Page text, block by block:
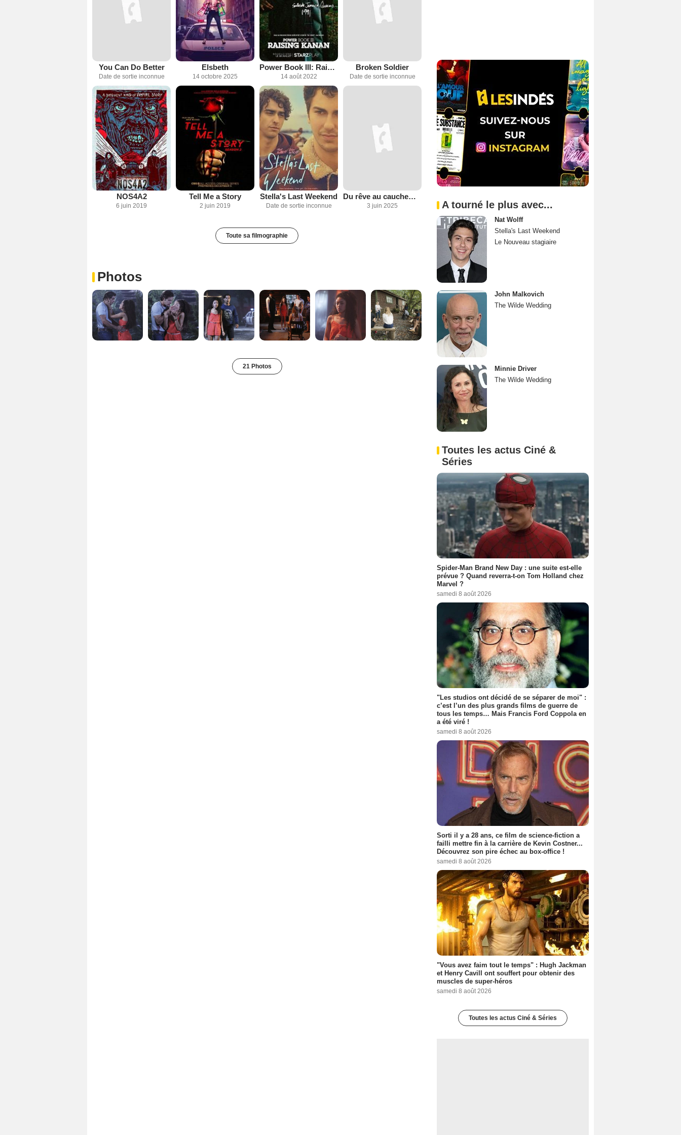
You Can Do Better
Date de sortie inconnue
Elsbeth
14 octobre 2025
Power Book III: Raising Kanan
14 août 2022
Broken Soldier
Date de sortie inconnue
NOS4A2
6 juin 2019
Tell Me a Story
2 juin 2019
Stella's Last Weekend
Date de sortie inconnue
Du rêve au cauchemar
3 juin 2025
Toute sa filmographie
Photos
21 Photos
A tourné le plus avec...
Nat Wolff
Stella's Last Weekend
Le Nouveau stagiaire
John Malkovich
The Wilde Wedding
Minnie Driver
The Wilde Wedding
Toutes les actus Ciné &
Séries
Spider-Man Brand New Day : une suite est-elle
prévue ? Quand reverra-t-on Tom Holland chez
Marvel ?
samedi 8 août 2026
"Les studios ont décidé de se séparer de moi" :
c’est l’un des plus grands films de guerre de
tous les temps… Mais Francis Ford Coppola en
a été viré !
samedi 8 août 2026
Sorti il y a 28 ans, ce film de science-fiction a
failli mettre fin à la carrière de Kevin Costner...
Découvrez son pire échec au box-office !
samedi 8 août 2026
"Vous avez faim tout le temps" : Hugh Jackman
et Henry Cavill ont souffert pour obtenir des
muscles de super-héros
samedi 8 août 2026
Toutes les actus Ciné & Séries